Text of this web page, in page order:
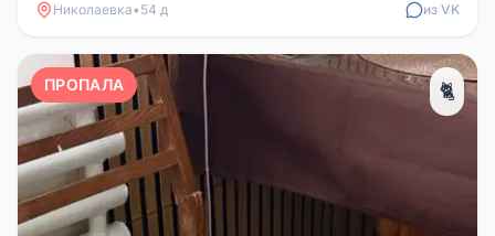
Николаевка• 54 д из VK
ПРОПАЛА 🐈